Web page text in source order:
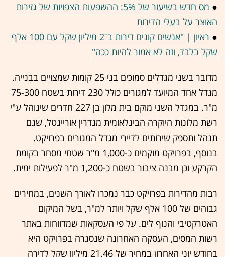
●
מס חדש בשיעור של 5%: ההשפעות הצפויות של גזירות
האוצר על בעלי הדירות
●
ראיון | "אנשים קונים דירות ב־2 מיליון שקל עם 100 אלף
שקל בלבד, וזה לא אמור להיות ככה"
מדובר בשני מגדלים סמוכים בני 25 קומות שמצויים בבנייה.
מגדל אחד המיועד למגורים כולל 230 דירות בשטח 75-300
מ"ר. במגדל השני מוקם בית מלון בן 227 חדרים שינוהל ע"י
רשת מלונות היוקרה הבינלאומית מנדרין אוריינטל, שגם
תנהל ותספק שירותים לדיירי מגדל המגורים בפרויקט.
בנוסף, בפרויקט מוקמים כ-1,000 מ"ר שטחי מסחר בקומת
הקרקע וכן מבנה ציבור בשטח כ-1,200 מ"ר לפעילות ימית.
רבות מהדירות בפרויקט כבר נמכרו לאורך השנים, במחירים
גבוהים של 100 אלף שקל ויותר למ"ר, בשל המיקום
האטרקטיבי והנוף לים. על פי העסקאות שמדווחות באתר
רשות המסים, העסקה האחרונה שנסגרה בפרויקט היא
בחודש יוני האחרון במחיר של 21.46 מיליון שקל לדירה